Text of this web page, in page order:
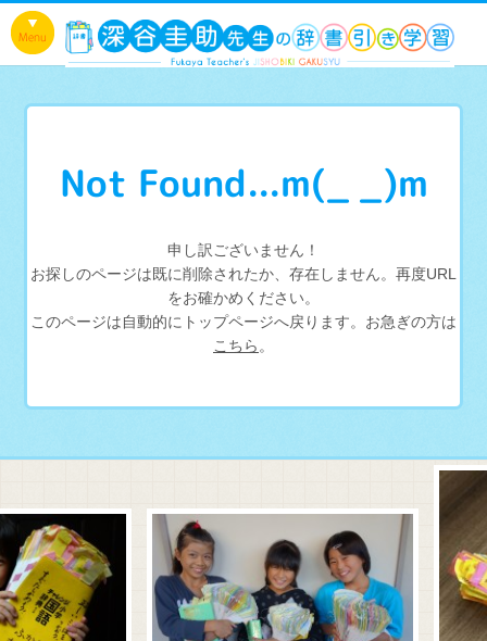
Not Found...m(_ _)m
申し訳ございません！
お探しのページは既に削除されたか、存在しません。再度URL
をお確かめください。
このページは自動的にトップページへ戻ります。お急ぎの方は
こちら。